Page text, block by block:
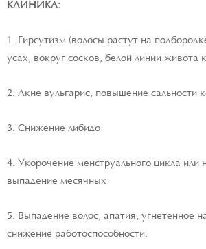
КЛИНИКА:
1. Гирсутизм (волосы растут на
усах, вокруг сосков, белой линии живота
2. Акне вульгарис, повышение сальности
3. Снижение либидо
4. Укорочение менструального цикла
выпадение месячных
5. Выпадение волос, апатия, угнетенное
снижение работоспособности.